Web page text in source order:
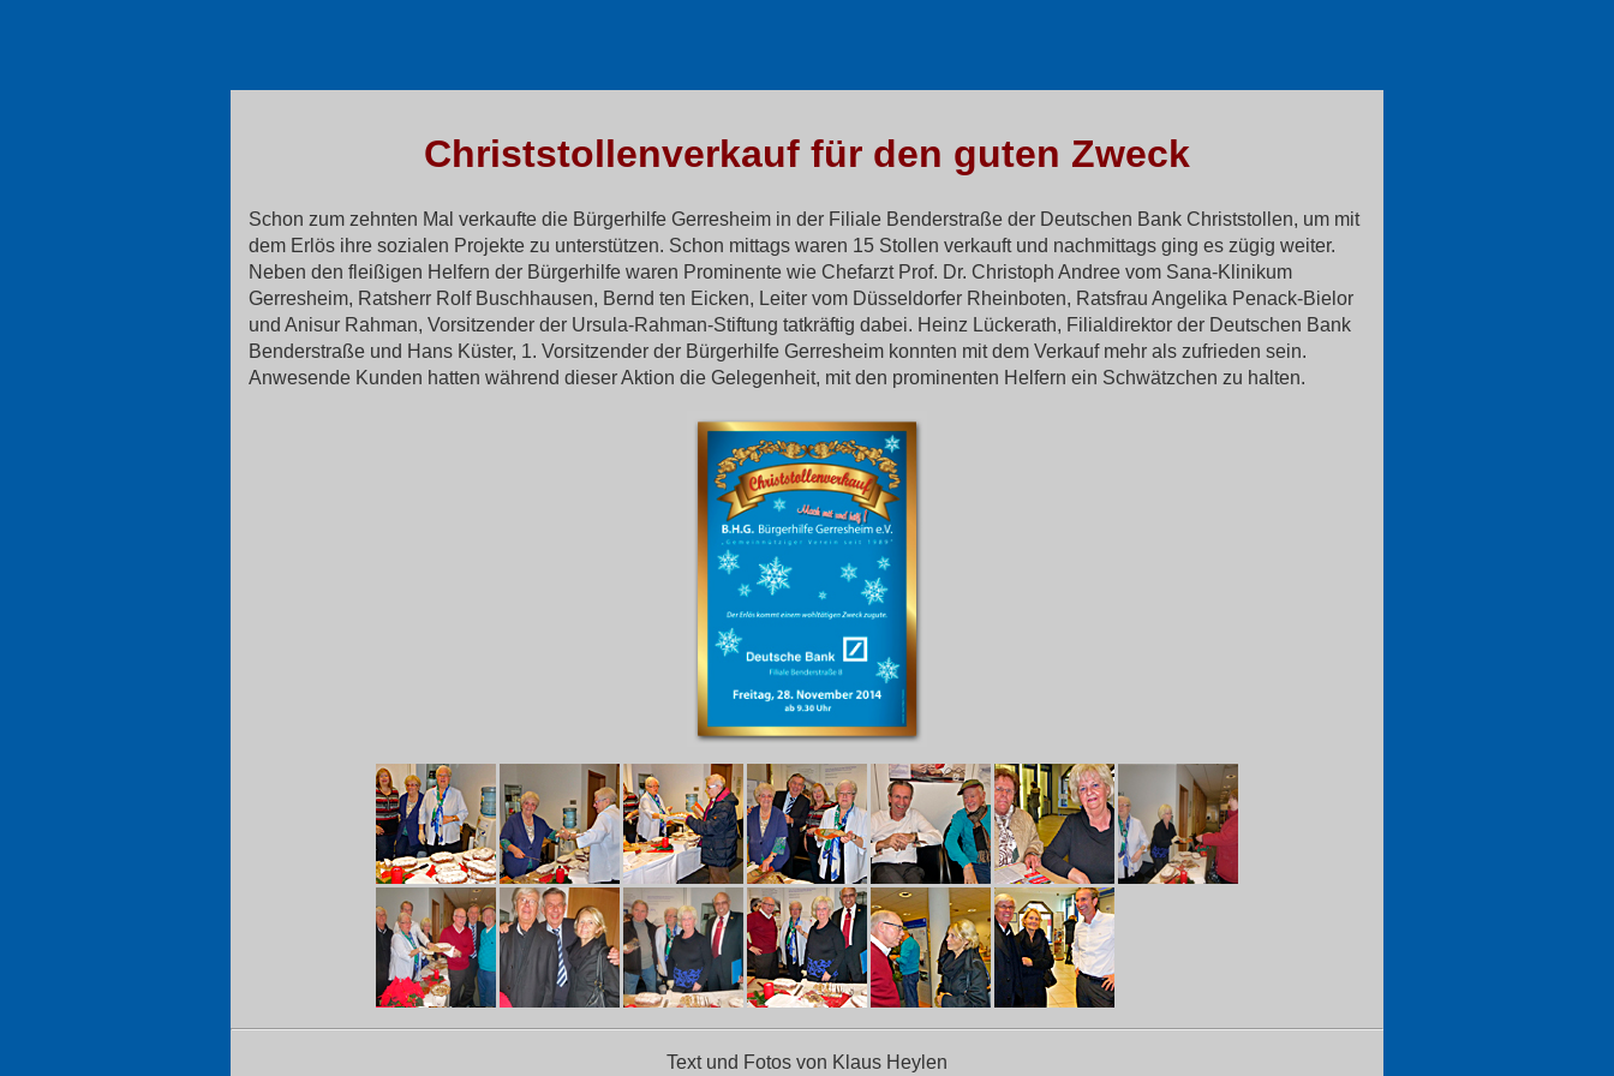
Christstollenverkauf für den guten Zweck
Schon zum zehnten Mal verkaufte die Bürgerhilfe Gerresheim in der Filiale Benderstraße der Deutschen Bank Christstollen, um mit
dem Erlös ihre sozialen Projekte zu unterstützen. Schon mittags waren 15 Stollen verkauft und nachmittags ging es zügig weiter.
Neben den fleißigen Helfern der Bürgerhilfe waren Prominente wie Chefarzt Prof. Dr. Christoph Andree vom Sana-Klinikum
Gerresheim, Ratsherr Rolf Buschhausen, Bernd ten Eicken, Leiter vom Düsseldorfer Rheinboten, Ratsfrau Angelika Penack-Bielor
und Anisur Rahman, Vorsitzender der Ursula-Rahman-Stiftung tatkräftig dabei. Heinz Lückerath, Filialdirektor der Deutschen Bank
Benderstraße und Hans Küster, 1. Vorsitzender der Bürgerhilfe Gerresheim konnten mit dem Verkauf mehr als zufrieden sein.
Anwesende Kunden hatten während dieser Aktion die Gelegenheit, mit den prominenten Helfern ein Schwätzchen zu halten.
Text und Fotos von Klaus Heylen